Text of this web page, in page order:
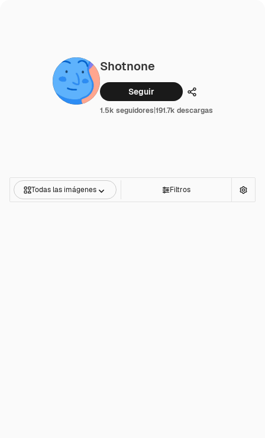
Shotnone
Seguir Compartir
1.5k seguidores|191.7k descargas
Todas las imágenes Filtros